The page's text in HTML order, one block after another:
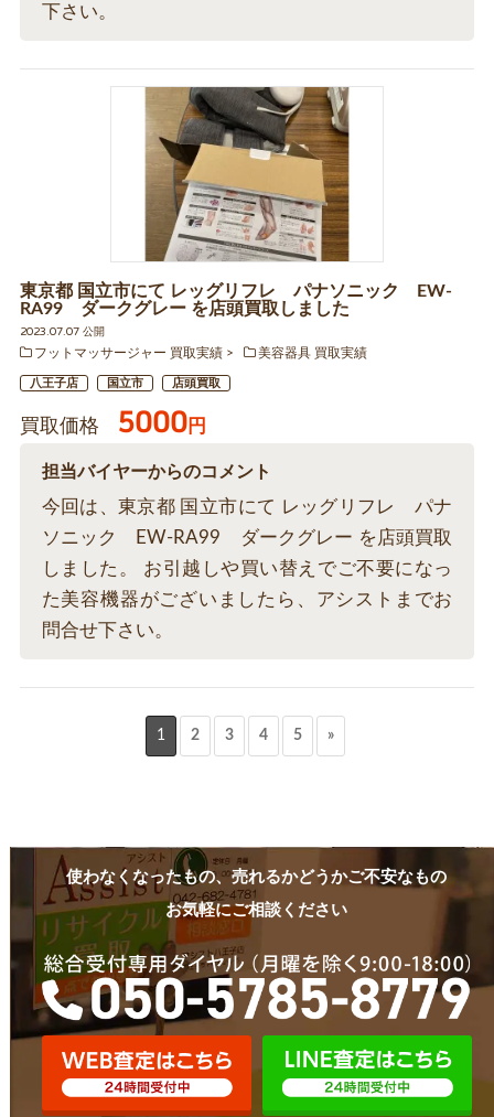
下さい。
東京都 国立市にて レッグリフレ パナソニック EW-
RA99 ダークグレー を店頭買取しました
2023.07.07 公開
フットマッサージャー 買取実績
美容器具 買取実績
八王子店 国立市 店頭買取
買取価格 5000円
担当バイヤーからのコメント
今回は、東京都 国立市にて レッグリフレ パナ
ソニック EW-RA99 ダークグレー を店頭買取
しました。 お引越しや買い替えでご不要になっ
た美容機器がございましたら、アシストまでお
問合せ下さい。
1 2 3 4 5 »
使わなくなったもの、売れるかどうかご不安なもの
お気軽にご相談ください